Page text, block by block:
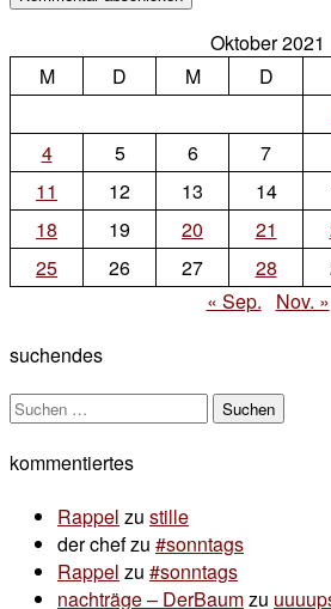
Oktober 2021
M
D M D
4
5 6 7
11
12 13 14
18
19 20 21
25
26 27 28
« Sep.
Nov. »
suchendes
Suchen
kommentiertes
Rappel zu stille
der chefzu #sonntags
Rappel zu #sonntags
nachträge – DerBaumzu